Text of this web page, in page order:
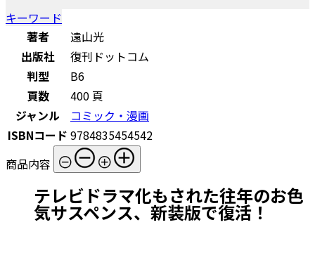
キーワード
著者
遠山光
出版社
復刊ドットコム
判型
B6
頁数
400 頁
ジャンル
コミック・漫画
ISBNコード 9784835454542
商品内容
テレビドラマ化もされた往年のお色
気サスペンス、新装版で復活！